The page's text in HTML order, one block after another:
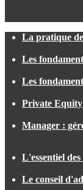
La pratique
Les
Les
Private Equity
Manager :
L'essentiel
Le conseil